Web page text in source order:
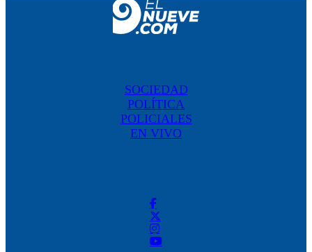
SOCIEDAD
POLÍTICA
POLICIALES
EN VIVO